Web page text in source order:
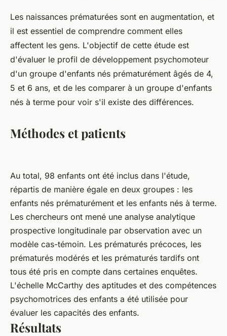
Les naissances prématurées sont en augmentation, et
il est essentiel de comprendre comment elles
affectent les gens. L'objectif de cette étude est
d'évaluer le profil de développement psychomoteur
d'un groupe d'enfants nés prématurément âgés de 4,
5 et 6 ans, et de les comparer à un groupe d'enfants
nés à terme pour voir s'il existe des différences.
Méthodes et patients
Au total, 98 enfants ont été inclus dans l'étude,
répartis de manière égale en deux groupes : les
enfants nés prématurément et les enfants nés à terme.
Les chercheurs ont mené une analyse analytique
prospective longitudinale par observation avec un
modèle cas-témoin. Les prématurés précoces, les
prématurés modérés et les prématurés tardifs ont
tous été pris en compte dans certaines enquêtes.
L'échelle McCarthy des aptitudes et des compétences
psychomotrices des enfants a été utilisée pour
évaluer les capacités des enfants.
Résultats